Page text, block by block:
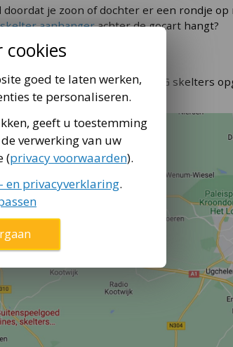
je zoon of dochter er een rondje op
skelter aanhangerachter de gocart hangt?
hebben alle formaten BERG skelters
hoe je de skelter vindt.
goed te laten werken,
te personaliseren.
geeft u toestemming
verwerking van uw
(privacy voorwaarden).
en privacyverklaring.